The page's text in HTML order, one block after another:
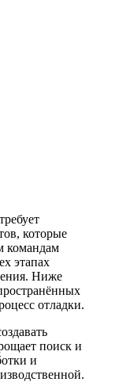
которые
командам
этапах
Ниже
отладки.
поиск и
и